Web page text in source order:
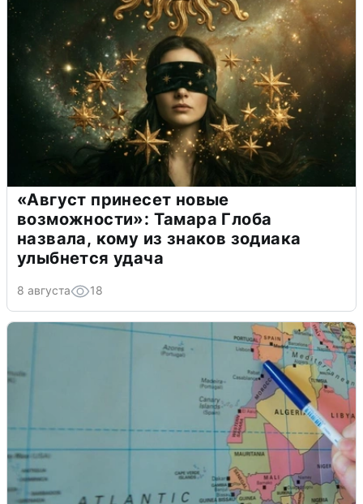
«Август принесет новые
возможности»: Тамара Глоба
назвала, кому из знаков зодиака
улыбнется удача
8 августа 18